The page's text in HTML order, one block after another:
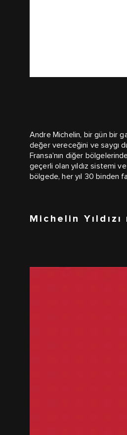
Andre Michelin, bir gün bir
değer vereceğini ve saygı
Fransa’nın diğer
geçerli olan yıldız sistemi
bölgede, her yıl 30 binden
Michelin Yıldızı